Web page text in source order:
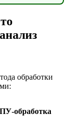
обработки
обработка